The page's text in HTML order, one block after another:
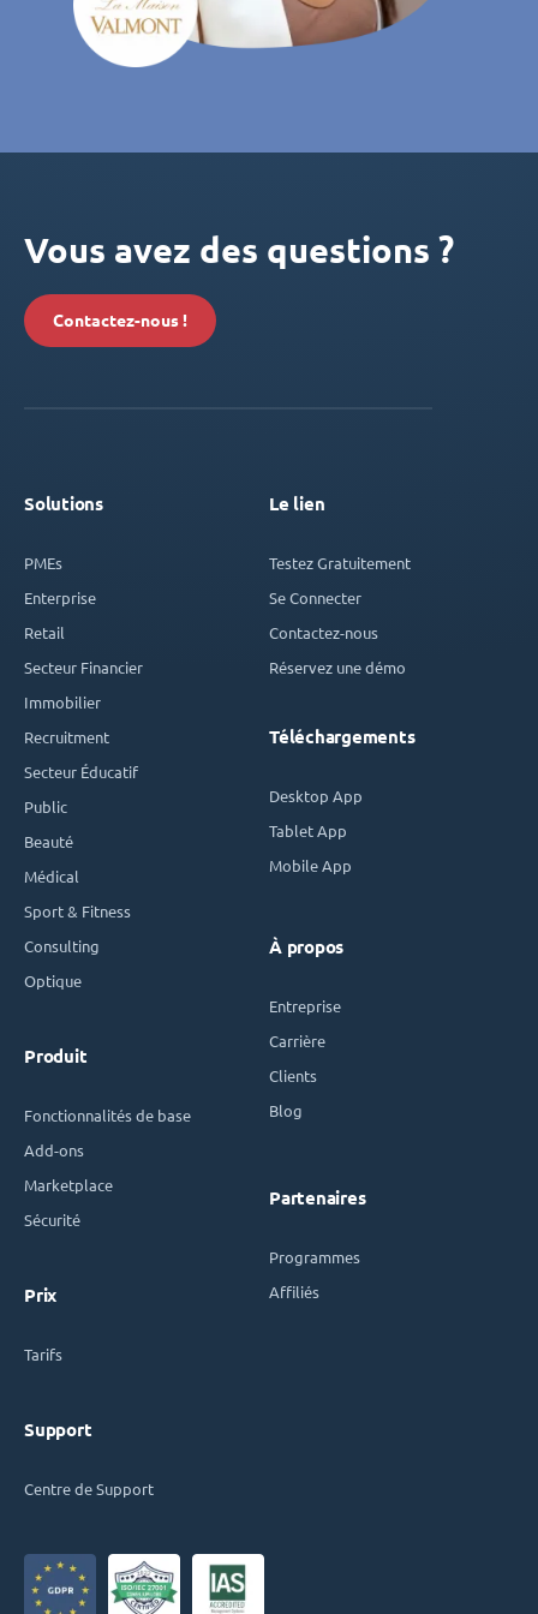
Vous avez des questions ?
Contactez-nous !
Solutions
PMEs
Enterprise
Retail
Secteur Financier
Immobilier
Recruitment
Secteur Éducatif
Public
Beauté
Médical
Sport & Fitness
Consulting
Optique
Produit
Fonctionnalités de base
Add-ons
Marketplace
Sécurité
Prix
Tarifs
Support
Centre de Support
Le lien
Testez Gratuitement
Se Connecter
Contactez-nous
Réservez une démo
Téléchargements
Desktop App
Tablet App
Mobile App
À propos
Entreprise
Carrière
Clients
Blog
Partenaires
Programmes
Affiliés